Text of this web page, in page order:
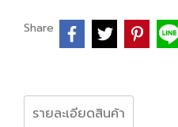
Share
รายละเอียดสินค้า